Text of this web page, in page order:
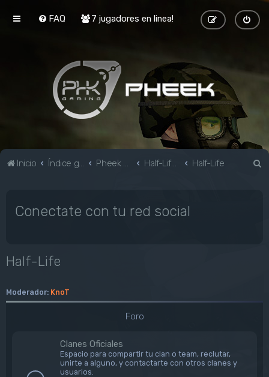
FAQ 7 jugadores en linea!
Inicio Índice general Pheek Gaming Half-Life & Mods Half-Life
Conectate con tu red social
Half-Life
Moderador: KnoT
Foro
Clanes Oficiales
Espacio para compartir tu clan o team, reclutar,
unirte a alguno, y contactarte con otros clanes y
usuarios.